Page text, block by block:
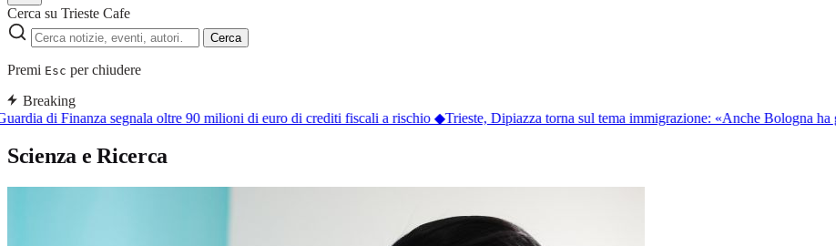
Cerca su Trieste Cafe
Cerca
Premi Esc per chiudere
Breaking
di Finanza segnala oltre 90 milioni di euro di crediti fiscali a rischio◆Trieste, Dipiazza torna sul tema immigrazione: «Anche Bologna ha
Scienza e Ricerca